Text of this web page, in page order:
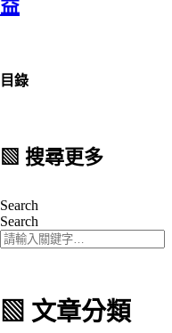
益
目錄
▧ 搜尋更多
Search
Search
▧ 文章分類